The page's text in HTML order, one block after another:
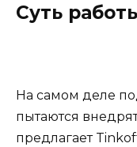
Суть
На самом деле
пытаются
предлагает